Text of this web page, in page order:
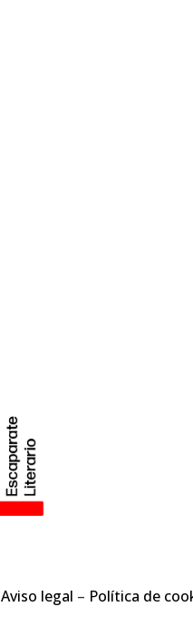
Aviso legal – Política de